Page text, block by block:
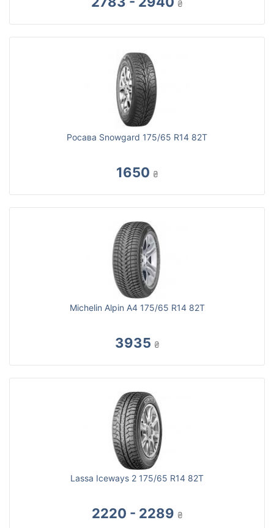
₴
Росава Snowgard 175/65 R14 82T
1650 ₴
Michelin Alpin A4 175/65 R14 82T
3935 ₴
Lassa Iceways 2 175/65 R14 82T
2220 - 2289 ₴